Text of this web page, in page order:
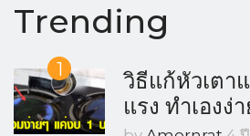
Trending
1
วิธีแก้หัวเตา
แรง ทำเองง่